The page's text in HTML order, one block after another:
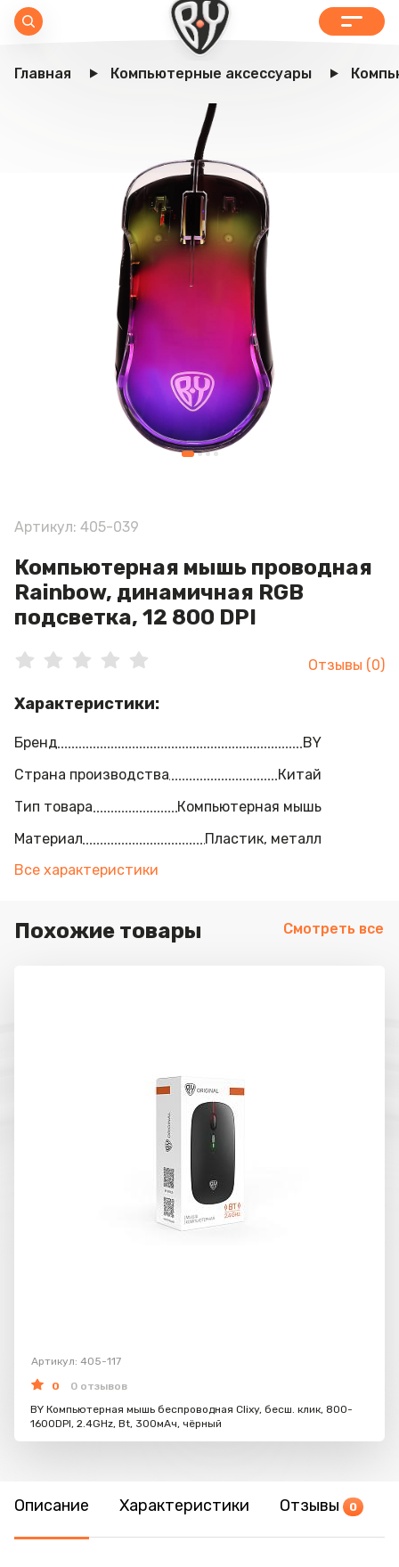
Главная Компьютерные аксессуары
Артикул: 405-039
Компьютерная мышь проводная
Rainbow, динамичная RGB
подсветка, 12 800 DPI
Отзывы (0)
Характеристики:
Бренд
BY
Страна производства
Китай
Тип товара
Компьютерная мышь
Материал
Пластик, металл
Все характеристики
Похожие товары Смотреть все
Артикул: 405-117
0
0 отзывов
BY Компьютерная мышь беспроводная Clixy, бесш. клик, 800-
1600DPI, 2.4GHz, Bt, 300мАч, чёрный
Описание Характеристики Отзывы 0